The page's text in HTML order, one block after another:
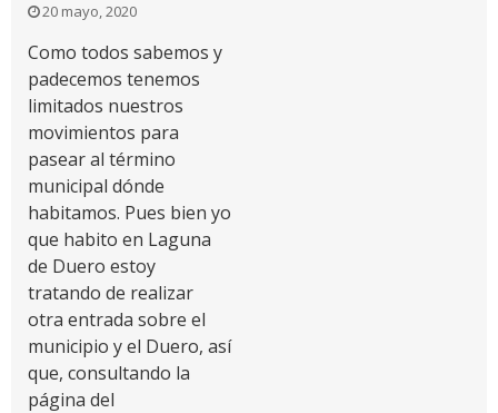
20 mayo, 2020
Como todos sabemos y
padecemos tenemos
limitados nuestros
movimientos para
pasear al término
municipal dónde
habitamos. Pues bien yo
que habito en Laguna
de Duero estoy
tratando de realizar
otra entrada sobre el
municipio y el Duero, así
que, consultando la
página del